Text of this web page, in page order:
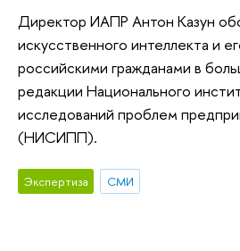
Директор ИАПР Антон Казун
искусственного интеллекта и
российскими гражданами в
редакции Национального
исследований проблем
(НИСИПП).
Экспертиза СМИ